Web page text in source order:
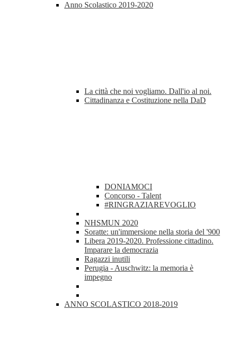
Anno Scolastico 2019-2020
La città che noi vogliamo. Dall'io al noi.
Cittadinanza e Costituzione nella DaD
DONIAMOCI
Concorso - Talent
#RINGRAZIAREVOGLIO
NHSMUN 2020
Soratte: un'immersione nella storia del '900
Libera 2019-2020. Professione cittadino.
Imparare la democrazia
Ragazzi inutili
Perugia - Auschwitz: la memoria è
impegno
ANNO SCOLASTICO 2018-2019